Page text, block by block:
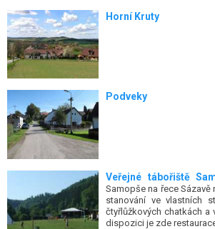
Horní Kruty
Podveky
Veřejné tábořiště
Samopše na řece Sázavě
stanování ve vlastních
čtyřlůžkových chatkách a
dispozici je zde